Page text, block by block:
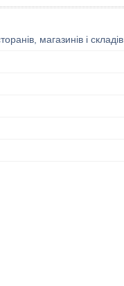
магазинів і складів